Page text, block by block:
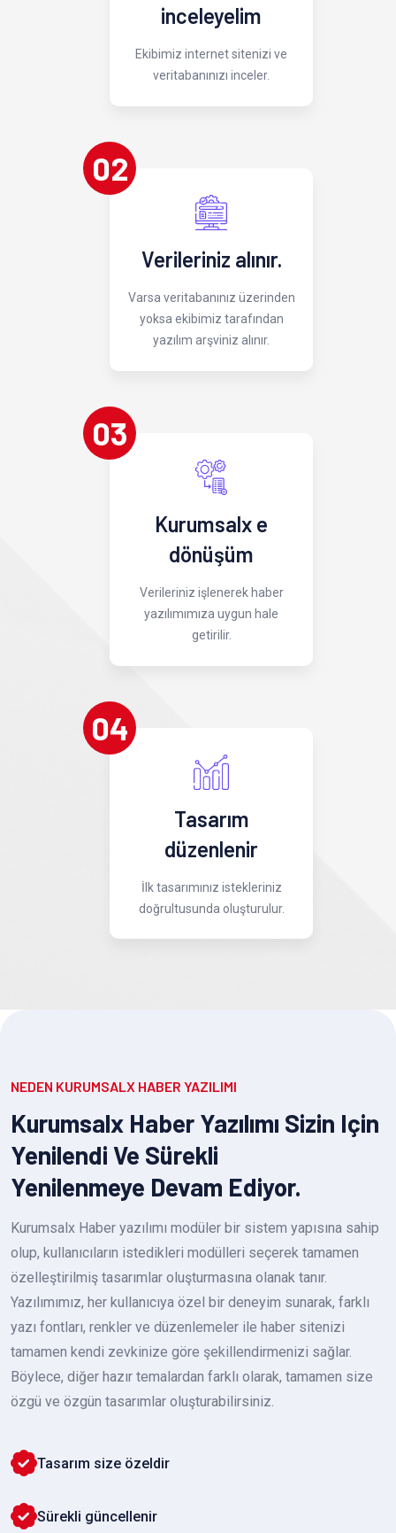
inceleyelim
Ekibimiz internet sitenizi ve
veritabanınızı inceler.
02
Verileriniz alınır.
Varsa veritabanınız üzerinden
yoksa ekibimiz tarafından
yazılım arşviniz alınır.
03
Kurumsalx e
dönüşüm
Verileriniz işlenerek haber
yazılımımıza uygun hale
getirilir.
04
Tasarım
düzenlenir
İlk tasarımınız istekleriniz
doğrultusunda oluşturulur.
NEDEN KURUMSALX HABER YAZILIMI
Kurumsalx Haber Yazılımı Sizin Için
Yenilendi Ve Sürekli
Yenilenmeye Devam Ediyor.
Kurumsalx Haber yazılımı modüler bir sistem yapısına sahip
olup, kullanıcıların istedikleri modülleri seçerek tamamen
özelleştirilmiş tasarımlar oluşturmasına olanak tanır.
Yazılımımız, her kullanıcıya özel bir deneyim sunarak, farklı
yazı fontları, renkler ve düzenlemeler ile haber sitenizi
tamamen kendi zevkinize göre şekillendirmenizi sağlar.
Böylece, diğer hazır temalardan farklı olarak, tamamen size
özgü ve özgün tasarımlar oluşturabilirsiniz.
Tasarım size özeldir
Sürekli güncellenir